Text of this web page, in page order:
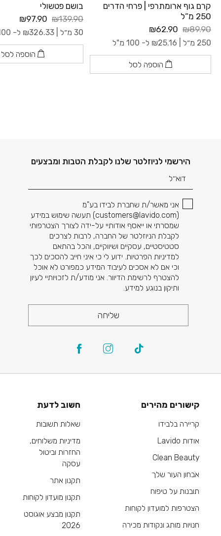
קרם גוף ארומתרפי | פרחי הדרים
250 מ”ל
₪89.90
₪62.90
250 מ״ל | ₪25.16 ל- 100 מ"ל
הוספה לסל
בושם פטשולי
₪139.90
₪97.90
30 מ״ל | ₪326.33 ל- 100 מ"ל
הוספה לסל
הירשמי לניוזלטר שלנו לקבלת הטבות ומבצעים
דוא׳׳ל
אני מאשר/ת שחברת לבידו בע"מ
(
customers@lavido.com) תעשה שימוש במידע
שמסרתי או ייאסף אודותיי על-ידה לצורך הצטרפותי
לקבלת הניוזלטר של החברה, לרבות לצרכים
סטטיסטיים, עסקיים ושיווקיים, והכל בהתאם
למדיניות הפרטיות. ידוע לי כי איני חייב להסכים לכך
וכי אם לא אסכים לעיבוד המידע כמפורט לא אוכל
להצטרף לרשימת הדיוור. אני מודע/ת לזכויותיי לעיון
ותיקון בנוגע למידע.
שליחה
קישורים מהירים
קריירה בלבידו
אודות Lavido
Clean Beauty
אבחון העור שלך
תובנות על טיפוח
הצטרפות למועדון לקוחות
חנויות מותג ונקודות מכירה
חשוב לדעת
שאלות תשובות
מדיניות משלוחים,
החזרות וביטול
עסקה
תקנון אתר
תקנון מועדון לקוחות
תקנון מבצע אוגוסט
2026